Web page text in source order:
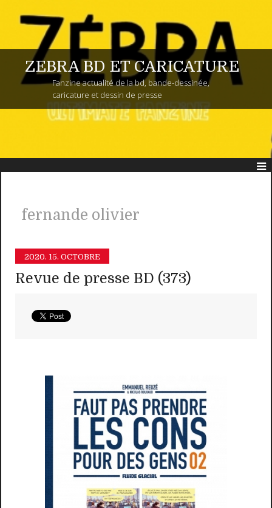
ZEBRA BD ET CARICATURE
Fanzine actualité de la bd, bande-dessinée,
caricature et dessin de presse
fernande olivier
2020. 15. OCTOBRE
Revue de presse BD (373)